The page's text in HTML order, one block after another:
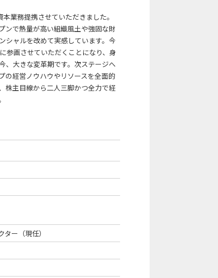
業務提携させていただきました。
ンで熱量が高い組織風土や強固な財
シャルを改めて実感しています。今
参画させていただくことになり、身
、大きな変革期です。次ステージへ
の経営ノウハウやリソースを全面的
株主目線から二人三脚かつ全力で経
ー（現任）